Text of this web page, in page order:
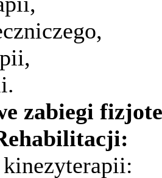
zabiegi
kinezyterapii: